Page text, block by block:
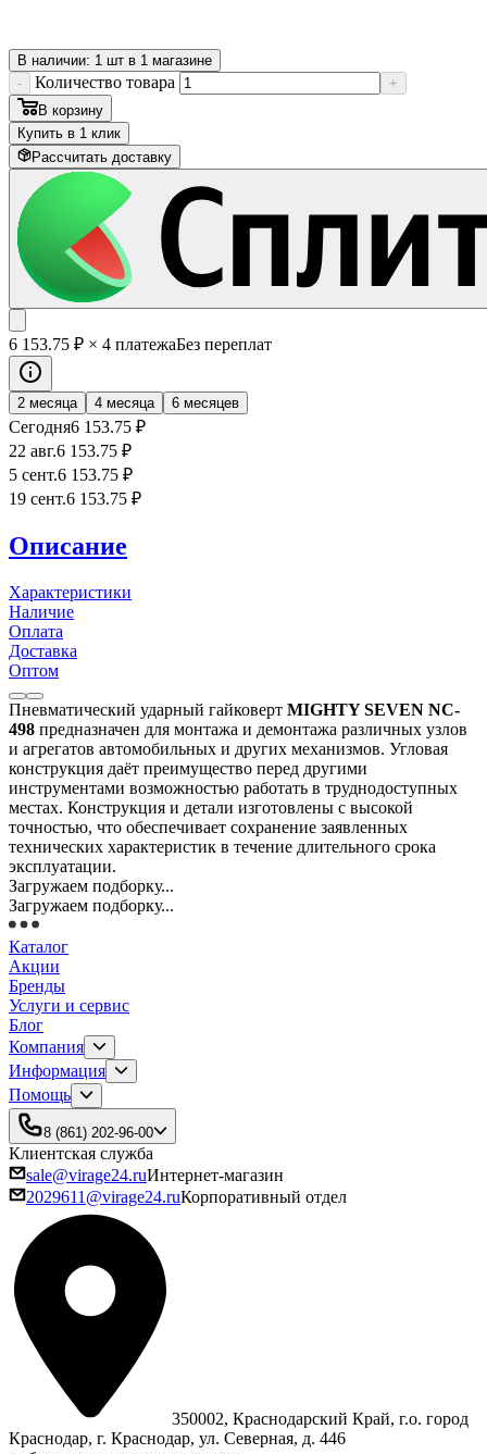
В наличии: 1 шт в 1 магазине
-
Количество товара
+
В корзину
Купить в 1 клик
Рассчитать доставку
6 153.75 ₽ × 4 платежаБез переплат
2 месяца 4 месяца 6 месяцев
Сегодня6 153.75 ₽
22 авг.6 153.75 ₽
5 сент.6 153.75 ₽
19 сент.6 153.75 ₽
Описание
Характеристики
Наличие
Оплата
Доставка
Оптом
Пневматический ударный гайковерт MIGHTY SEVEN NC-
498 предназначен для монтажа и демонтажа различных узлов
и агрегатов автомобильных и других механизмов. Угловая
конструкция даёт преимущество перед другими
инструментами возможностью работать в труднодоступных
местах. Конструкция и детали изготовлены с высокой
точностью, что обеспечивает сохранение заявленных
технических характеристик в течение длительного срока
эксплуатации.
Загружаем подборку...
Загружаем подборку...
Каталог
Акции
Бренды
Услуги и сервис
Блог
Компания
Информация
Помощь
8 (861) 202-96-00
Клиентская служба
sale@virage24.ruИнтернет-магазин
2029611@virage24.ruКорпоративный отдел
350002, Краснодарский Край, г.о. город
Краснодар, г. Краснодар, ул. Северная, д. 446